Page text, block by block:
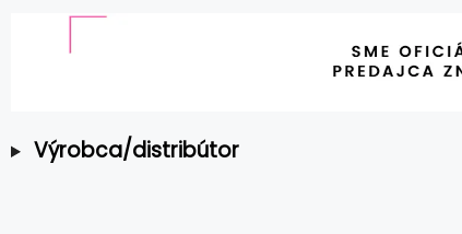
Výrobca/distribútor